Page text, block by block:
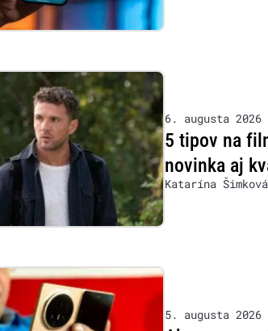
6. augusta 2026
5 tipov na
novinka aj
Katarína Šimková
5. augusta 2026